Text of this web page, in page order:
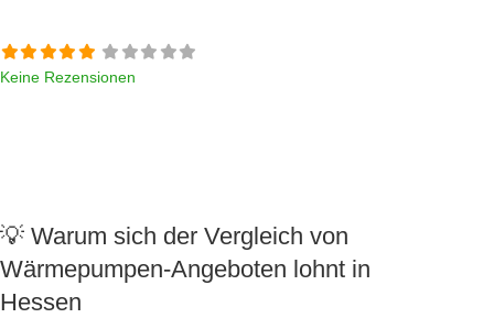
Keine Rezensionen
💡 Warum sich der Vergleich von
Wärmepumpen-Angeboten lohnt in
Hessen